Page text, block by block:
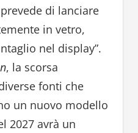
di lanciare
in vetro,
nel display”.
, la scorsa
fonti che
un nuovo modello
2027 avrà un